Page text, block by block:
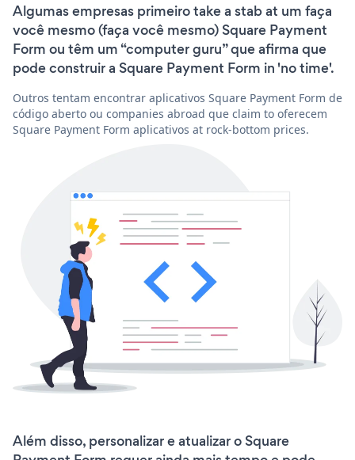
Algumas empresas primeiro take a stab at um faça
você mesmo (faça você mesmo) Square Payment
Form ou têm um “computer guru” que afirma que
pode construir a Square Payment Form in 'no time'.
Outros tentam encontrar aplicativos Square Payment Form de
código aberto ou companies abroad que claim to oferecem
Square Payment Form aplicativos at rock-bottom prices.
Além disso, personalizar e atualizar o Square